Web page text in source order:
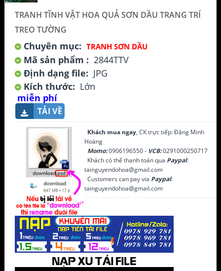
TRANH TĨNH VẬT HOA QUẢ SƠN DẦU TRANG TRÍ
TREO TƯỜNG
Chuyên mục: TRANH SƠN DẦU
Mã sản phẩm : 2844TTV
Định dạng file: JPG
Kích thước: Lớn
miễn phí
TẢI VỀ
Khách mua ngay, CK trực tiếp: Đặng Minh
Hoàng
Momo:0906196550 - VCB:0291000250717
Khách có thể thanh toán qua Paypal:
tainguyendohoa@gmail.com
Customers can pay via Paypal:
tainguyendohoa@gmail.com